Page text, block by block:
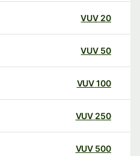
20
VUV
50
VUV
100
VUV
250
VUV
500
VUV